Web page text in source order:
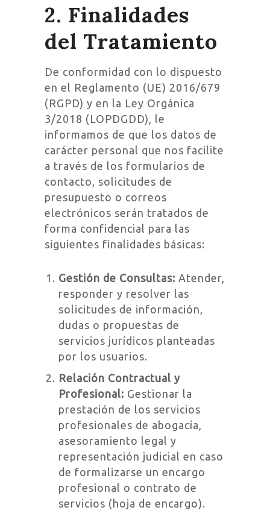
2. Finalidades
del Tratamiento
De conformidad con lo dispuesto
en el Reglamento (UE) 2016/679
(RGPD) y en la Ley Orgánica
3/2018 (LOPDGDD), le
informamos de que los datos de
carácter personal que nos facilite
a través de los formularios de
contacto, solicitudes de
presupuesto o correos
electrónicos serán tratados de
forma confidencial para las
siguientes finalidades básicas:
Gestión de Consultas: Atender,
responder y resolver las
solicitudes de información,
dudas o propuestas de
servicios jurídicos planteadas
por los usuarios.
Relación Contractual y
Profesional: Gestionar la
prestación de los servicios
profesionales de abogacía,
asesoramiento legal y
representación judicial en caso
de formalizarse un encargo
profesional o contrato de
servicios (hoja de encargo).